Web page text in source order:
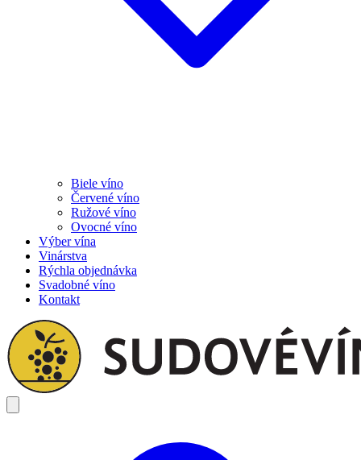
Biele víno
Červené víno
Ružové víno
Ovocné víno
Výber vína
Vinárstva
Rýchla objednávka
Svadobné víno
Kontakt